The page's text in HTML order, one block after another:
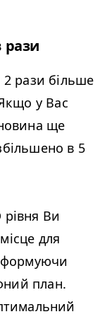
рази
2 рази більше
у Вас
ще
в 5
рівня Ви
для
формуючи
план.